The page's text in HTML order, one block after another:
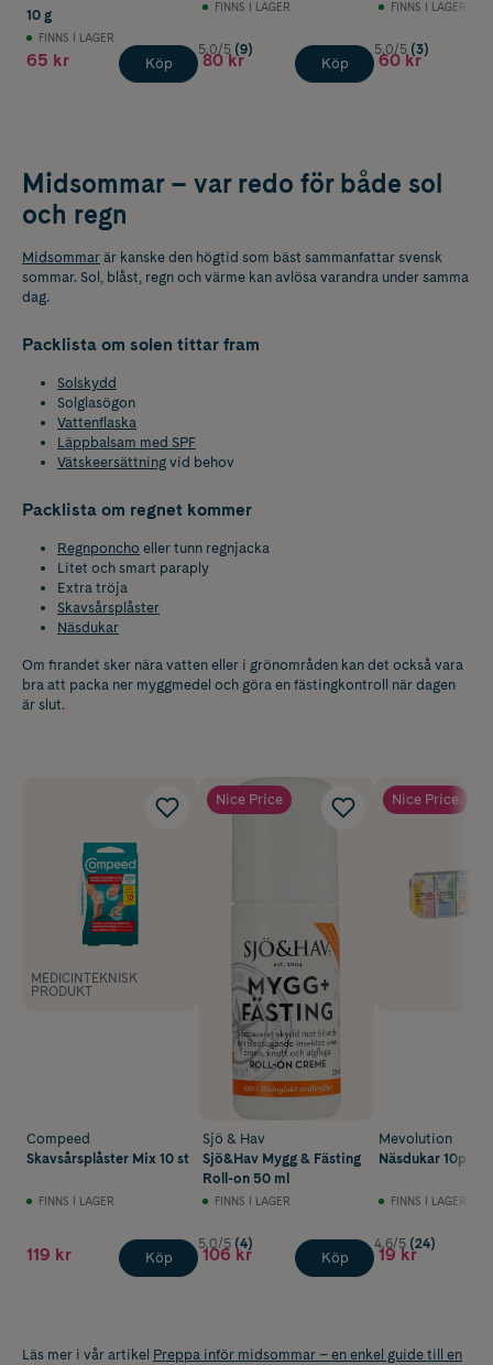
10 g
FINNS I LAGER
65 kr Köp
FINNS I LAGER
5.0/5 (9)
80 kr Köp
Sanitizer 30 ml
FINNS I LAGER
5.0/5 (3)
60 kr
Midsommar – var redo för både sol
och regn
Midsommar är kanske den högtid som bäst sammanfattar svensk
sommar. Sol, blåst, regn och värme kan avlösa varandra under samma
dag.
Packlista om solen tittar fram
Solskydd
Solglasögon
Vattenflaska
Läppbalsam med SPF
Vätskeersättning vid behov
Packlista om regnet kommer
Regnponcho eller tunn regnjacka
Litet och smart paraply
Extra tröja
Skavsårsplåster
Näsdukar
Om firandet sker nära vatten eller i grönområden kan det också vara
bra att packa ner myggmedel och göra en fästingkontroll när dagen
är slut.
MEDICINTEKNISK
PRODUKT
Compeed
Skavsårsplåster Mix 10 st
FINNS I LAGER
119 kr Köp
Nice Price
Sjö & Hav
Sjö&Hav Mygg & Fästing
Roll-on 50 ml
FINNS I LAGER
5.0/5 (4)
106 kr Köp
Nice Price
Mevolution
Näsdukar 10p
FINNS I LAGER
4.6/5 (24)
19 kr
Läs mer i vår artikel Preppa inför midsommar – en enkel guide till en